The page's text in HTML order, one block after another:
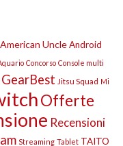
American UncleAndroid
Concorso Console multi
GearBest Jitsu Squad Mi
Offerte
Recensioni
Streaming Tablet TAITO